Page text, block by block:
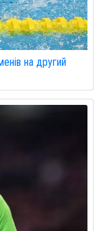
на другий